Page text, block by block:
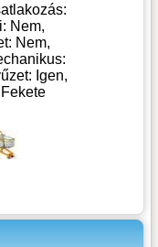
Nem,
Nem,
Igen,